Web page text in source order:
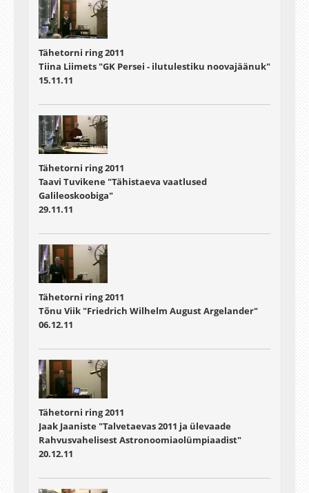
Tähetorni ring 2011
Tiina Liimets "GK Persei - ilutulestiku noovajäänuk"
15.11.11
Tähetorni ring 2011
Taavi Tuvikene "Tähistaeva vaatlused
Galileoskoobiga"
29.11.11
Tähetorni ring 2011
Tõnu Viik "Friedrich Wilhelm August Argelander"
06.12.11
Tähetorni ring 2011
Jaak Jaaniste "Talvetaevas 2011 ja ülevaade
Rahvusvahelisest Astronoomiaolümpiaadist"
20.12.11